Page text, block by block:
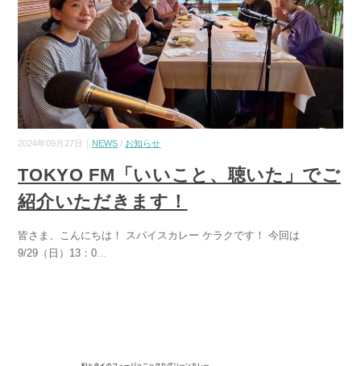
2024年09月27日｜ NEWS / お知らせ
TOKYO FM「いいこと、聴いた」でご
紹介いただきます！
皆さま、こんにちは！ スパイスカレー ケラクです！ 今回は
9/29（日）13：0...